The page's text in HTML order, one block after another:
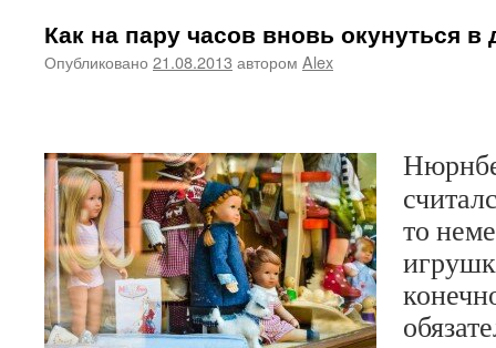
Как на пару часов вновь окунуться в
Опубликовано 21.08.2013 автором Alex
то